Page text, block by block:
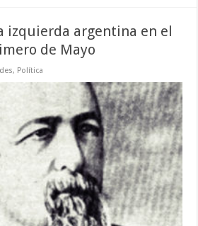
izquierda argentina en el
de Mayo
, Política